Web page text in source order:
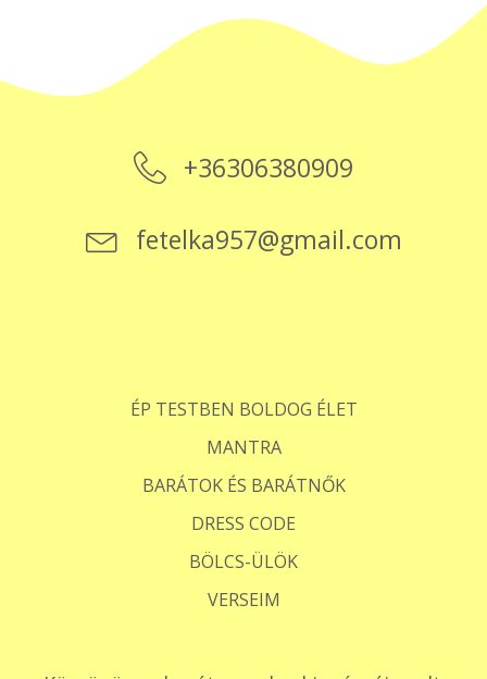
+36306380909
fetelka957@gmail.com
ÉP TESTBEN BOLDOG ÉLET
MANTRA
BARÁTOK ÉS BARÁTNŐK
DRESS CODE
BÖLCS-ÜLÖK
VERSEIM